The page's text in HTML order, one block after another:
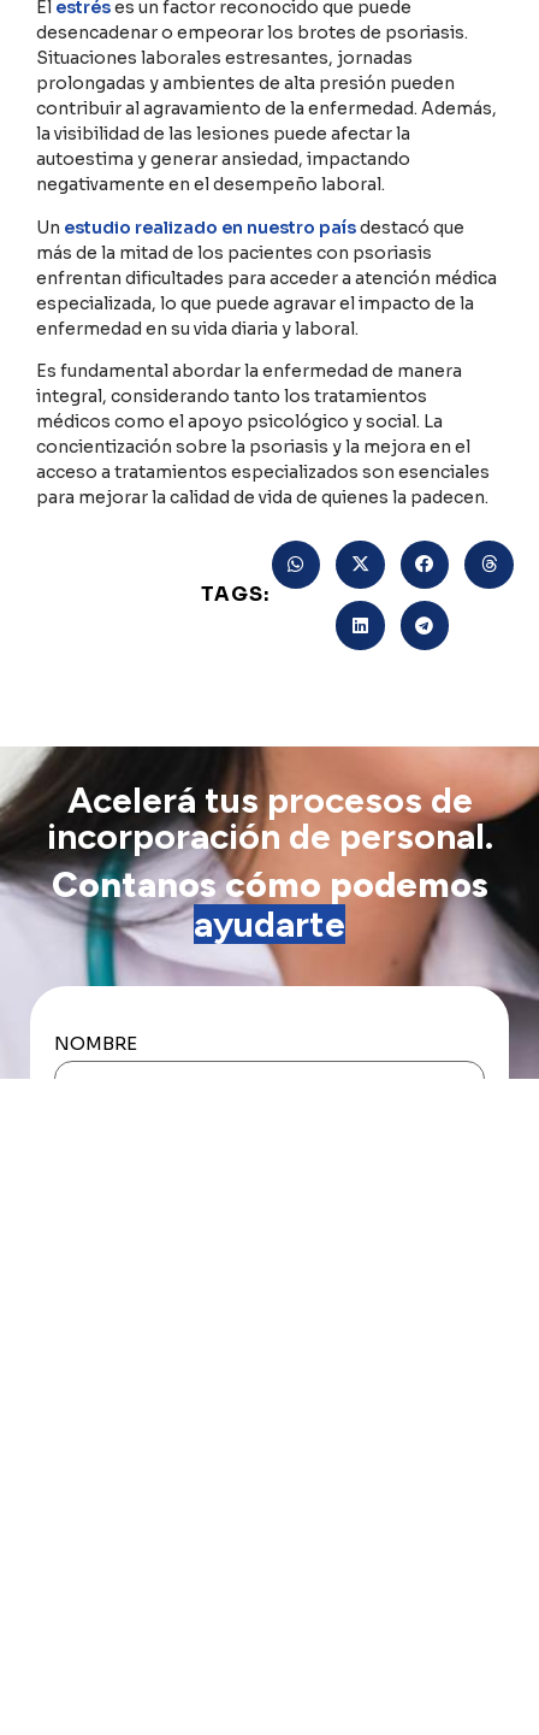
El estréses un factor reconocido que puede
desencadenar o empeorar los brotes de psoriasis.
Situaciones laborales estresantes, jornadas
prolongadas y ambientes de alta presión pueden
contribuir al agravamiento de la enfermedad. Además,
la visibilidad de las lesiones puede afectar la
autoestima y generar ansiedad, impactando
negativamente en el desempeño laboral.
Un estudio realizado en nuestro paísdestacó que
más de la mitad de los pacientes con psoriasis
enfrentan dificultades para acceder a atención médica
especializada, lo que puede agravar el impacto de la
enfermedad en su vida diaria y laboral.
Es fundamental abordar la enfermedad de manera
integral, considerando tanto los tratamientos
médicos como el apoyo psicológico y social. La
concientización sobre la psoriasis y la mejora en el
acceso a tratamientos especializados son esenciales
para mejorar la calidad de vida de quienes la padecen.
TAGS:
Acelerá tus procesos de
incorporación de personal.
Contanos cómo podemos
ayudarte
NOMBRE